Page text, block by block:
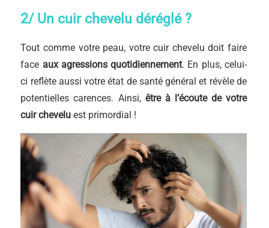
2/ Un cuir chevelu déréglé ?
Tout comme votre peau, votre cuir chevelu doit faire
face aux agressions quotidiennement. En plus, celui-
ci reflète aussi votre état de santé général et révèle de
potentielles carences. Ainsi, être à l’écoute de votre
cuir chevelu est primordial !